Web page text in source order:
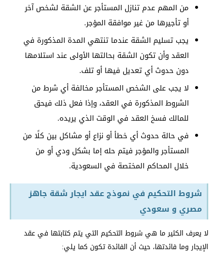
من المهم عدم تنازل المستأجر عن الشقة لشخص آخر
أو تأجيرها من غير موافقة المؤجر.
يجب تسليم الشقة عندما تنتهي المدة المذكورة في
العقد وأن تكون الشقة بحالتها الأولى عند استلامها
دون حدوث أي تعديل فيها أو تلف.
لا يجب على الشخص المستأجر مخالفة أي شرط من
الشروط المذكورة في العقد، وإذا فعل ذلك فيحق
للمالك فسخ العقد في الوقت الذي يريده.
في حالة حدوث أي خطأ أو نزاع أو مشاكل بين كلًا من
المستأجر والمؤجر فيتم حله إما بشكل ودي أو من
خلال المحاكم المختصة في السعودية.
شروط التحكيم في نموذج عقد ايجار شقة جاهز
مصري و سعودي
لا يعرف الكثير ما هي شروط التحكيم التي يتم كتابتها في عقد
الإيجار وما فائدتها، حيث أن الفائدة تكون كما يلي: